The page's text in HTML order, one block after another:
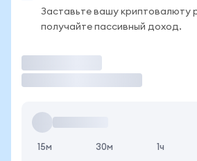
Заставьте вашу криптовалюту
получайте пассивный доход.
15м 30м 1ч